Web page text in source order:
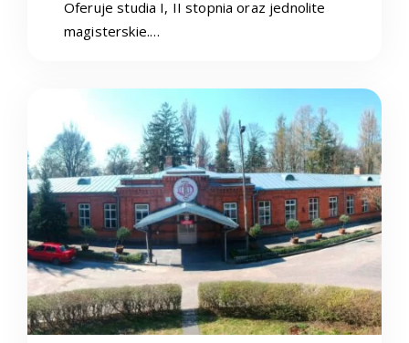
Oferuje studia I, II stopnia oraz jednolite
magisterskie.…